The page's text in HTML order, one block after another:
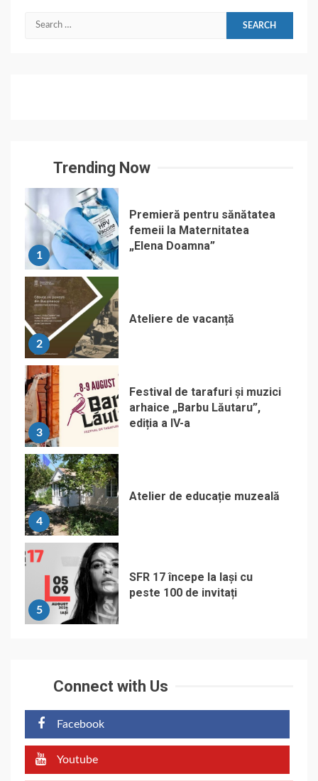
Search
Trending Now
1
Premieră pentru sănătatea
femeii la Maternitatea
„Elena Doamna”
2
Ateliere de vacanță
3
Festival de tarafuri și muzici
arhaice „Barbu Lăutaru”,
ediția a IV-a
4
Atelier de educație muzeală
5
SFR 17 începe la Iași cu
peste 100 de invitați
Connect with Us
Facebook
Youtube